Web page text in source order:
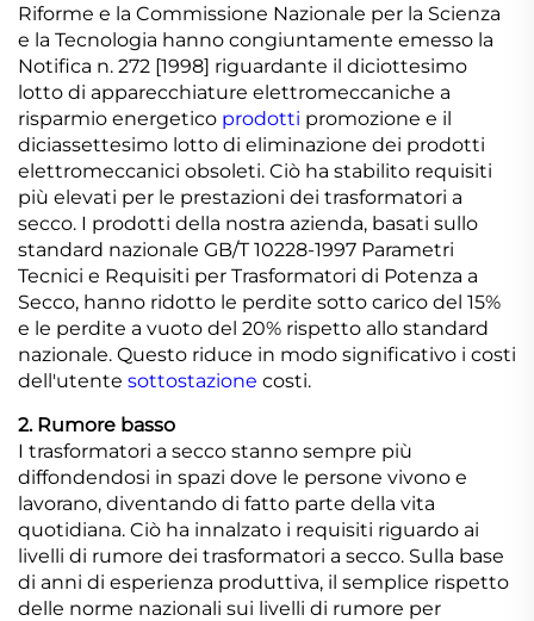
Riforme e la Commissione Nazionale per la Scienza
e la Tecnologia hanno congiuntamente emesso la
Notifica n. 272 [1998] riguardante il diciottesimo
lotto di apparecchiature elettromeccaniche a
risparmio energetico prodotti promozione e il
diciassettesimo lotto di eliminazione dei prodotti
elettromeccanici obsoleti. Ciò ha stabilito requisiti
più elevati per le prestazioni dei trasformatori a
secco. I prodotti della nostra azienda, basati sullo
standard nazionale GB/T 10228-1997 Parametri
Tecnici e Requisiti per Trasformatori di Potenza a
Secco, hanno ridotto le perdite sotto carico del 15%
e le perdite a vuoto del 20% rispetto allo standard
nazionale. Questo riduce in modo significativo i costi
dell'utente sottostazione costi.
2. Rumore basso
I trasformatori a secco stanno sempre più
diffondendosi in spazi dove le persone vivono e
lavorano, diventando di fatto parte della vita
quotidiana. Ciò ha innalzato i requisiti riguardo ai
livelli di rumore dei trasformatori a secco. Sulla base
di anni di esperienza produttiva, il semplice rispetto
delle norme nazionali sui livelli di rumore per